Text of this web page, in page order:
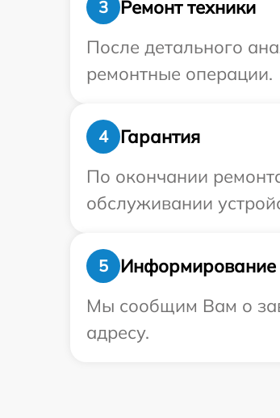
3
Ремонт техники
После детального
ремонтные операции.
4
Гарантия
По окончании
обслуживании
5
Информирование
Мы сообщим Вам о
адресу.